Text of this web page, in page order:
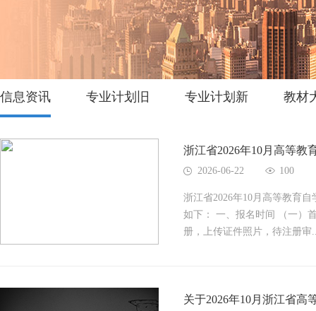
信息资讯 专业计划旧 专业计划新 教材
浙江省2026年10月高等教
2026-06-22 100
浙江省2026年10月高等教育
如下： 一、报名时间 （一）
册，上传证件照片，待注册审
关于2026年10月浙江省高